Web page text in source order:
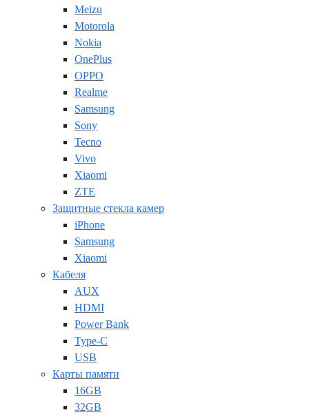
Meizu
Motorola
Nokia
OnePlus
OPPO
Realme
Samsung
Sony
Tecno
Vivo
Xiaomi
ZTE
Защитные стекла камер
iPhone
Samsung
Xiaomi
Кабеля
AUX
HDMI
Power Bank
Type-C
USB
Карты памяти
16GB
32GB